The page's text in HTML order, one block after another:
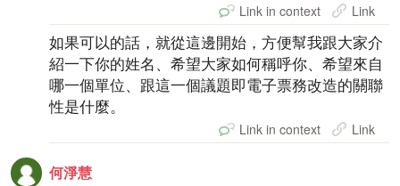
Link in context Link
如果可以的話，就從這邊開始，方便幫我跟大家介
紹一下你的姓名、希望大家如何稱呼你、希望來自
哪一個單位、跟這一個議題即電子票務改造的關聯
性是什麼。
Link in context Link
何淨慧